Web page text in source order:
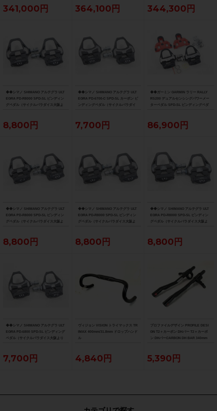
341,000円 364,100円 344,300円
◆◆シマノ SHIMANO アルテグラ ULT
EGRA PD-R8000 SPD-SL ビンディン
グペダル（サイクルパラダイス大阪よ
8,800円
◆◆シマノ SHIMANO アルテグラ ULT
EGRA PD-6700-C SPD-SL カーボン ビ
ンディングペダル（サイクルパラダイ
7,700円
◆◆ガーミン GARMIN ラリー RALLY
RS200 デュアルセンシングパワーメー
ターペダル SPD-SL ビンディングペダ
86,900円
◆◆シマノ SHIMANO アルテグラ ULT
EGRA PD-R8000 SPD-SL ビンディン
グペダル（サイクルパラダイス大阪よ
8,800円
◆◆シマノ SHIMANO アルテグラ ULT
EGRA PD-R8000 SPD-SL ビンディン
グペダル（サイクルパラダイス大阪よ
8,800円
◆◆シマノ SHIMANO アルテグラ ULT
EGRA PD-R8000 SPD-SL ビンディン
グペダル（サイクルパラダイス大阪よ
8,800円
◆◆シマノ SHIMANO アルテグラ ULT
EGRA PD-6800 SPD-SL ビンディング
ペダル（サイクルパラダイス大阪より
7,700円
ヴィジョン VISION トライマックス TR
IMAX 400mm/31.8mm ドロップハンド
ル
4,840円
プロファイルデザイン PROFILE DESI
GN T2＋カーボン DHバー T2＋カーボ
ン DHバーCARBON DH BAR 340mm
5,390円